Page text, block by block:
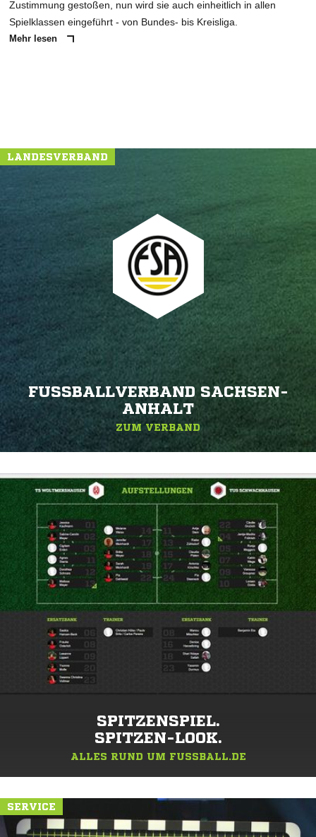
Zustimmung gestoßen, nun wird sie auch einheitlich in allen
Spielklassen eingeführt - von Bundes- bis Kreisliga.
Mehr lesen
LANDESVERBAND
FUSSBALLVERBAND SACHSEN-A
NHALT
ZUM VERBAND
SPITZENSPIEL.
SPITZEN-LOOK.
ALLES RUND UM FUSSBALL.DE
SERVICE